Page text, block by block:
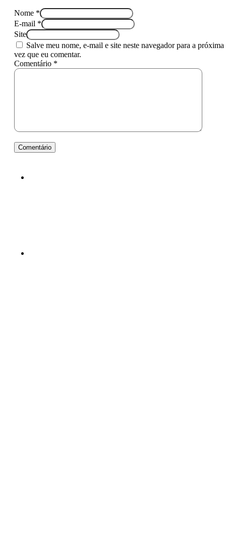
Nome *
E-mail *
Site
Salve meu nome, e-mail e site neste navegador para a próxima
vez que eu comentar.
Comentário *